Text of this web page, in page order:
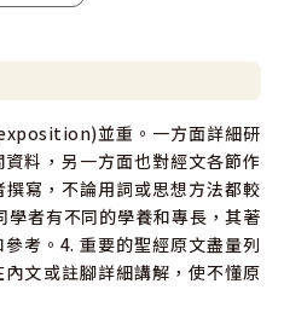
並重。一方面詳細研
料，另一方面也對經文各節作
寫，不論用詞或思想方法都較
學者有不同的學養和專長，其著
考。4. 重要的聖經原文盡量列
文或註腳詳細講解，使不懂原